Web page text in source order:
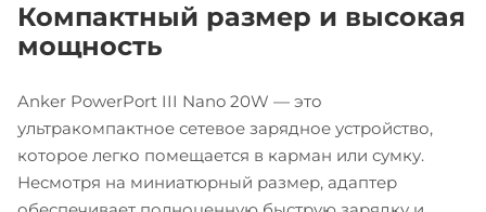
Компактный размер и высокая
мощность
Anker PowerPort III Nano 20W — это
ультракомпактное сетевое зарядное устройство,
которое легко помещается в карман или сумку.
Несмотря на миниатюрный размер, адаптер